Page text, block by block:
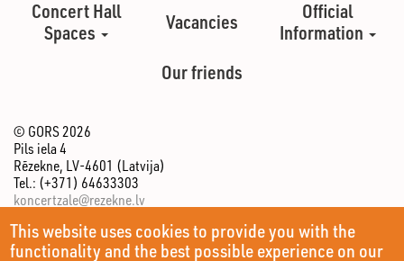
This website uses cookies to provide you with the
functionality and the best possible experience on our
Concert Hall
Spaces
Vacancies
Official
Information
Our friends
© GORS 2026
Pils iela 4
Rēzekne, LV-4601 (Latvija)
Tel.: (+371) 64633303
koncertzale@rezekne.lv